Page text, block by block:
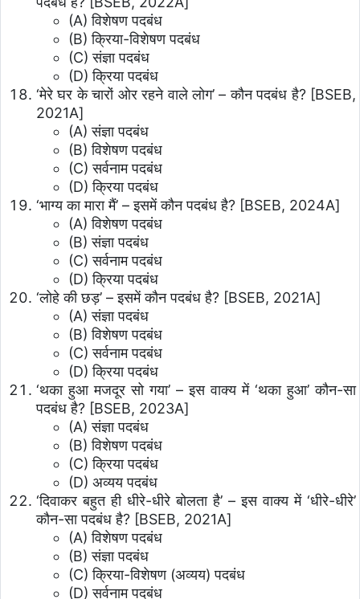
(A) विशेषण पदबंध
(B) क्रिया-विशेषण पदबंध
(C) संज्ञा पदबंध
(D) क्रिया पदबंध
‘मेरे घर के चारों ओर रहने वाले लोग’ – कौन पदबंध है? [BSEB,
2021A]
(A) संज्ञा पदबंध
(B) विशेषण पदबंध
(C) सर्वनाम पदबंध
(D) क्रिया पदबंध
‘भाग्य का मारा मैं’ – इसमें कौन पदबंध है? [BSEB, 2024A]
(A) विशेषण पदबंध
(B) संज्ञा पदबंध
(C) सर्वनाम पदबंध
(D) क्रिया पदबंध
‘लोहे की छड़’ – इसमें कौन पदबंध है? [BSEB, 2021A]
(A) संज्ञा पदबंध
(B) विशेषण पदबंध
(C) सर्वनाम पदबंध
(D) क्रिया पदबंध
‘थका हुआ मजदूर सो गया’ – इस वाक्य में ‘थका हुआ’ कौन-सा
पदबंध है? [BSEB, 2023A]
(A) संज्ञा पदबंध
(B) विशेषण पदबंध
(C) क्रिया पदबंध
(D) अव्यय पदबंध
‘दिवाकर बहुत ही धीरे-धीरे बोलता है’ – इस वाक्य में ‘धीरे-धीरे’
कौन-सा पदबंध है? [BSEB, 2021A]
(A) विशेषण पदबंध
(B) संज्ञा पदबंध
(C) क्रिया-विशेषण (अव्यय) पदबंध
(D) सर्वनाम पदबंध